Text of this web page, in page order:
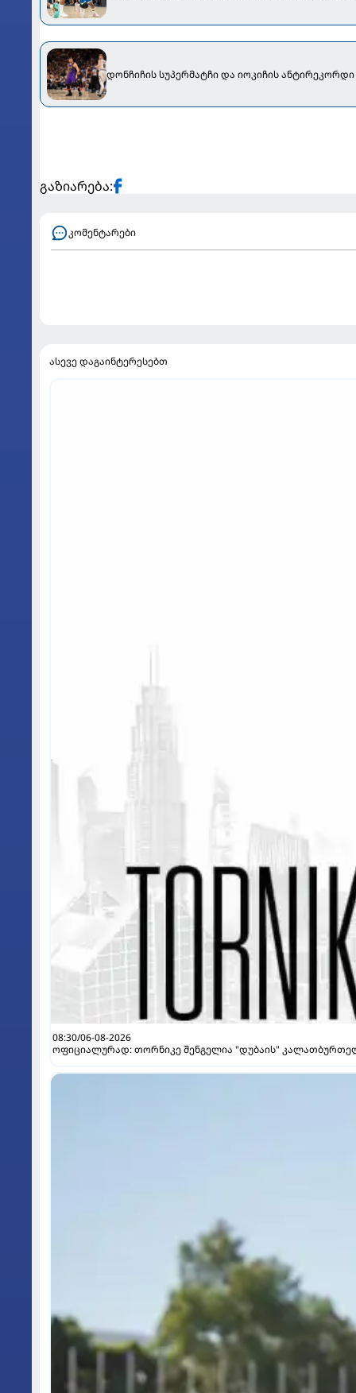
დონჩიჩის სუპერმატჩი და
გაზიარება:
კომენტარები
ასევე დაგაინტერესებთ
08:30/06-08-2026
ოფიციალურად: თორნიკე შენგელია "დუბაის"